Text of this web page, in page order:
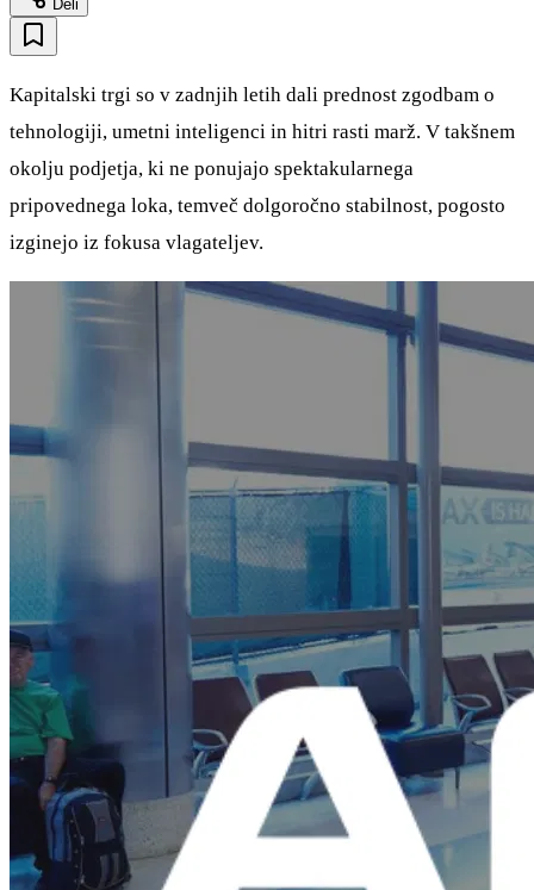
Deli
Kapitalski trgi so v zadnjih letih dali prednost zgodbam o
tehnologiji, umetni inteligenci in hitri rasti marž. V takšnem
okolju podjetja, ki ne ponujajo spektakularnega
pripovednega loka, temveč dolgoročno stabilnost, pogosto
izginejo iz fokusa vlagateljev.